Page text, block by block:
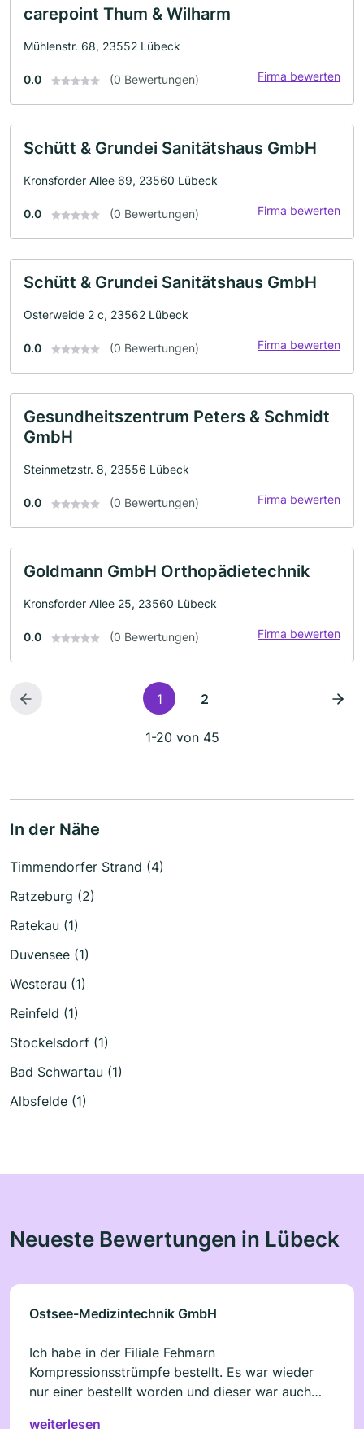
carepoint Thum & Wilharm
Mühlenstr. 68, 23552 Lübeck
0.0 (0 Bewertungen) Firma bewerten
Schütt & Grundei Sanitätshaus GmbH
Kronsforder Allee 69, 23560 Lübeck
0.0 (0 Bewertungen) Firma bewerten
Schütt & Grundei Sanitätshaus GmbH
Osterweide 2 c, 23562 Lübeck
0.0 (0 Bewertungen) Firma bewerten
Gesundheitszentrum Peters & Schmidt
GmbH
Steinmetzstr. 8, 23556 Lübeck
0.0 (0 Bewertungen) Firma bewerten
Goldmann GmbH Orthopädietechnik
Kronsforder Allee 25, 23560 Lübeck
0.0 (0 Bewertungen) Firma bewerten
1 2
1-20 von 45
In der Nähe
Timmendorfer Strand (4)
Ratzeburg (2)
Ratekau (1)
Duvensee (1)
Westerau (1)
Reinfeld (1)
Stockelsdorf (1)
Bad Schwartau (1)
Albsfelde (1)
Neueste Bewertungen in Lübeck
Ostsee-Medizintechnik GmbH
Ich habe in der Filiale Fehmarn
Kompressionsstrümpfe bestellt. Es war wieder
nur einer bestellt worden und dieser war auch
weiterlesen